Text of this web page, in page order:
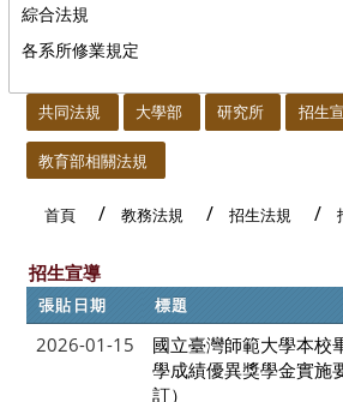
綜合法規
各系所修業規定
共同法規 大學部 研究所 招生
教育部相關法規
首頁 教務法規 招生法規
招生宣導
張貼日期 標題
2026-01-15
國立臺灣師範大學本校
學成績優異獎學金實施
訂）